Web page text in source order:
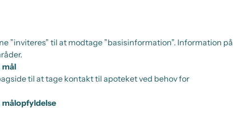
”inviteres” til at modtage ”basisinformation”. Information på
mål
til at tage kontakt til apoteket ved behov for
målopfyldelse